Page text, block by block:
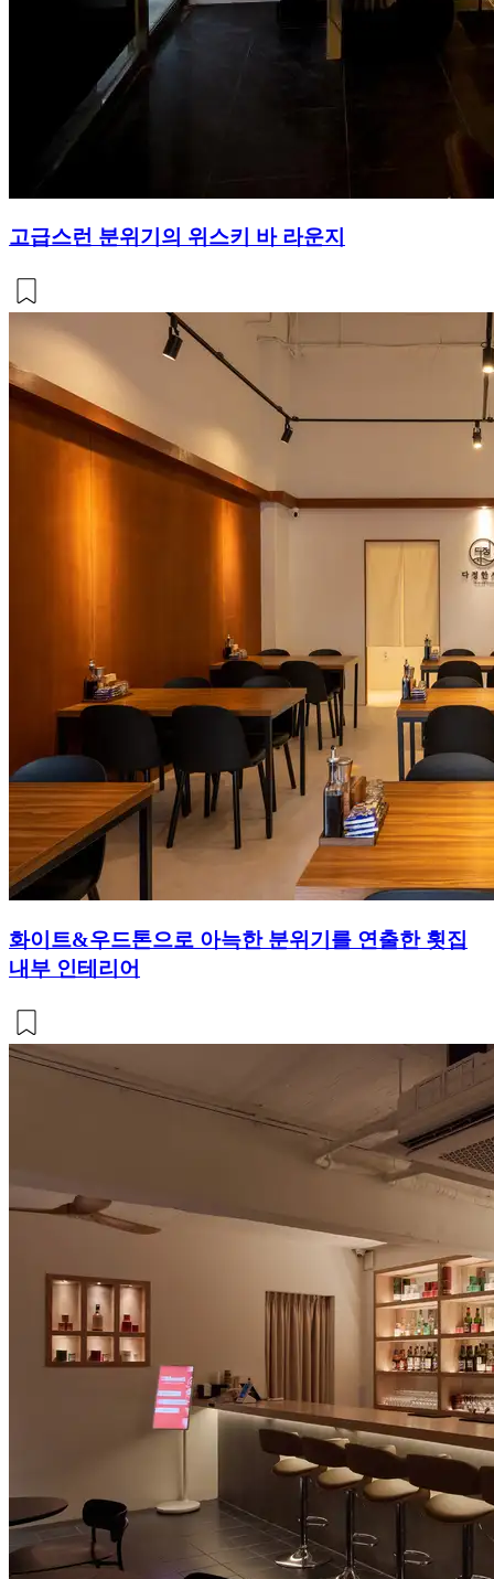
고급스런 분위기의 위스키 바 라운지
화이트&우드톤으로 아늑한 분위기를 연출한 횟집
내부 인테리어